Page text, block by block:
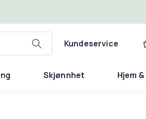
Kundeservice
Skjønnhet Hjem